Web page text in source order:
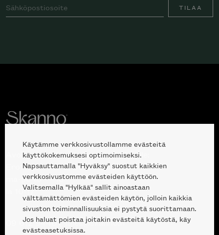
TILAA
Avoinna kuluttajille ja ammattilaisille:
Erottajankatu 2, 00120 Helsinki
ma-pe 10 — 18
la 10-17
09 612 9440 |sales@skanno.fi
Käytämme verkkosivustollamme evästeitä
käyttökokemuksesi optimoimiseksi.
Napsauttamalla "Hyväksy" suostut kaikkien
verkkosivustomme evästeiden käyttöön.
Valitsemalla "Hylkää" sallit ainoastaan
välttämättömien evästeiden käytön, jolloin kaikkia
sivuston toiminnallisuuksia ei pystytä suorittamaan.
Jos haluat poistaa joitakin evästeitä käytöstä, käy
evästeasetuksissa.